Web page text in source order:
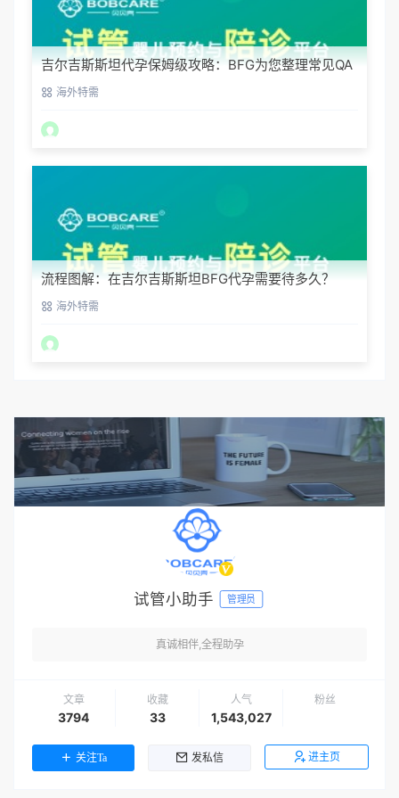
吉尔吉斯斯坦代孕保姆级攻略：BFG为您整理常见QA
海外特需
流程图解：在吉尔吉斯斯坦BFG代孕需要待多久？
海外特需
试管小助手 管理员
真诚相伴,全程助孕
文章
3794
收藏
33
人气
1,543,027
粉丝
关注Ta 发私信 进主页